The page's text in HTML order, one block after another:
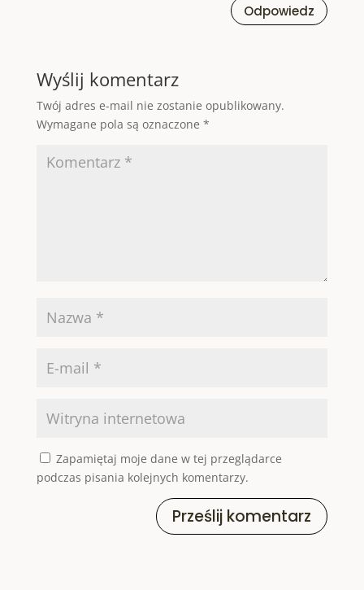
Odpowiedz
Wyślij komentarz
Twój adres e-mail nie zostanie opublikowany.
Wymagane pola są oznaczone *
Zapamiętaj moje dane w tej przeglądarce
podczas pisania kolejnych komentarzy.
Prześlij komentarz